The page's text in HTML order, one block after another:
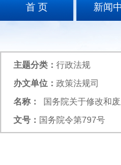
首 页 新闻
主题分类： 行政法规
办文单位： 政策法规司
名称：
国务院关于修改和
文号： 国务院令第797号
盲